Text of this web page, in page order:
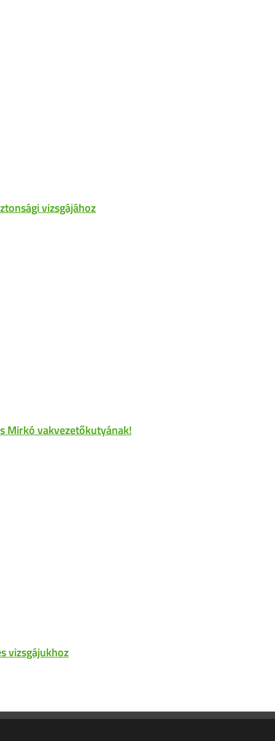
vizsgájához
Mirkó vakvezetőkutyának!
vizsgájukhoz